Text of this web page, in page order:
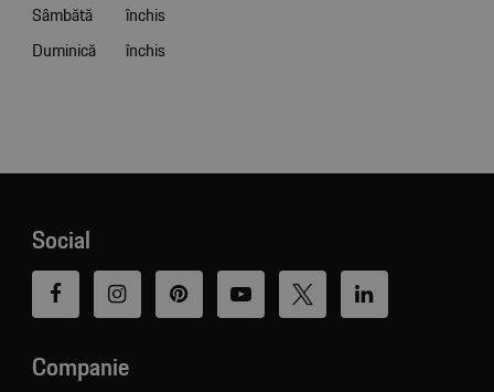
Sâmbătă
închis
Duminică
închis
Social
Companie